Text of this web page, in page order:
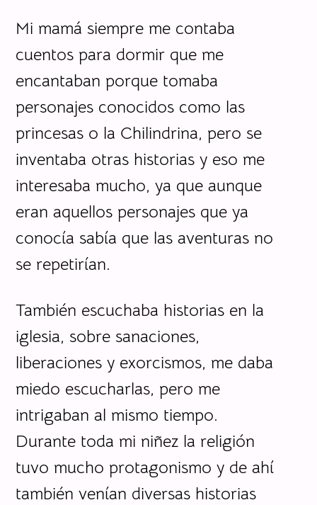
Mi mamá siempre me contaba
cuentos para dormir que me
encantaban porque tomaba
personajes conocidos como las
princesas o la Chilindrina, pero se
inventaba otras historias y eso me
interesaba mucho, ya que aunque
eran aquellos personajes que ya
conocía sabía que las aventuras no
se repetirían.
También escuchaba historias en la
iglesia, sobre sanaciones,
liberaciones y exorcismos, me daba
miedo escucharlas, pero me
intrigaban al mismo tiempo.
Durante toda mi niñez la religión
tuvo mucho protagonismo y de ahí
también venían diversas historias